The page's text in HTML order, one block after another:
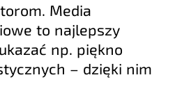
Media
to najlepszy
np. piękno
– dzięki nim